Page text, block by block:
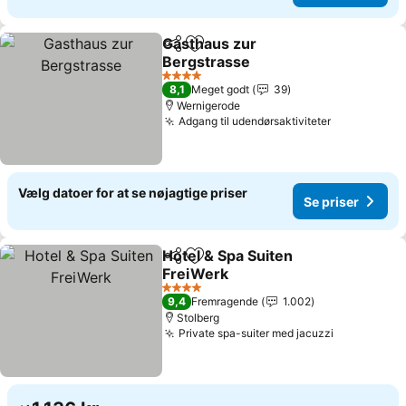
Del Føj til favoritter
Gasthaus zur
Bergstrasse
Se priser
4 Stjerner
8,1 Meget godt
39
Wernigerode
Adgang til udendørsaktiviteterSe priser
Vælg datoer for at se nøjagtige priser
Se priser
Del Føj til favoritter
Hotel & Spa Suiten
FreiWerk
Se priser
4 Stjerner
9,4 Fremragende
1.002
Stolberg
Private spa-suiter med jacuzzi